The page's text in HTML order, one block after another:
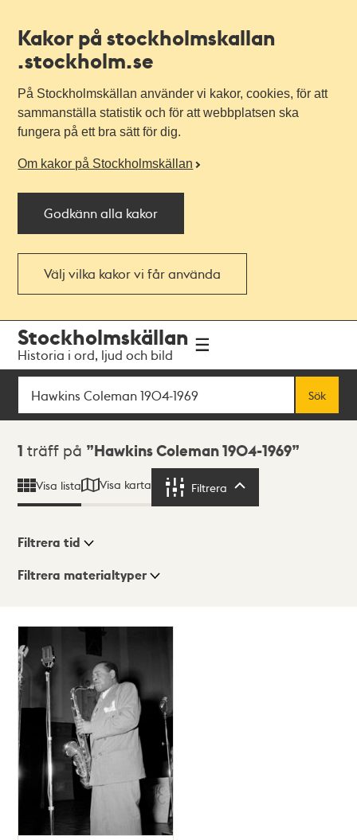
Kakor på stockholmskallan
.stockholm.se
På Stockholmskällan använder vi kakor, cookies, för att
sammanställa statistik och för att webbplatsen ska
fungera på ett bra sätt för dig.
Om kakor på Stockholmskällan
Godkänn alla kakor
Välj vilka kakor vi får använda
navigationen
huvudinnehållet
Stockholmskällan
Historia i ord, ljud och bild
Sök
Sök
Sökresultat
1 träff på Hawkins Coleman 1904-1969
Visa lista Visa karta Filtrera
Visningsläge
ListaKarta
Filtrera tid
Filtrera materialtyper